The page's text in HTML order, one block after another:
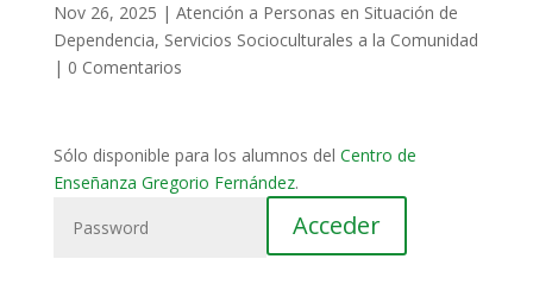
Nov 26, 2025 | Atención a Personas en Situación de
Dependencia, Servicios Socioculturales a la Comunidad
| 0 Comentarios
Sólo disponible para los alumnos del Centro de
Enseñanza Gregorio Fernández.